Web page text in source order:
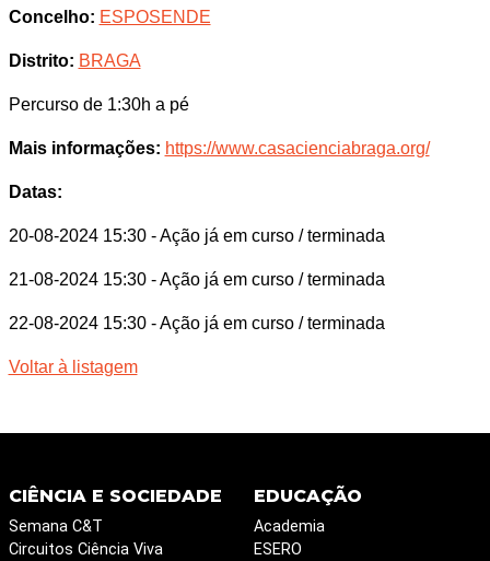
Concelho: ESPOSENDE
Distrito: BRAGA
Percurso de 1:30h a pé
Mais informações: https://www.casacienciabraga.org/
Datas:
20-08-2024 15:30 - Ação já em curso / terminada
21-08-2024 15:30 - Ação já em curso / terminada
22-08-2024 15:30 - Ação já em curso / terminada
Voltar à listagem
CIÊNCIA E SOCIEDADE
Semana C&T
Circuitos Ciência Viva
EDUCAÇÃO
Academia
ESERO